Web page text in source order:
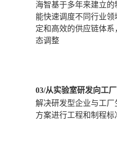
海智基于多年来建立的
能快速调度不同行业
定和高效的供应链体
态调整
03/从实验室研发向工
解决研发型企业与工
方案进行工程和制程